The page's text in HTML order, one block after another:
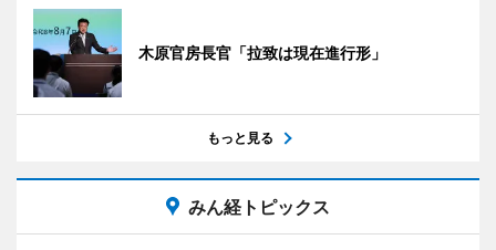
木原官房長官「拉致は現在進行形」
もっと見る
みん経トピックス